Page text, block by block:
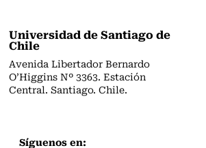
Universidad de Santiago de
Chile
Avenida Libertador Bernardo
O’Higgins Nº 3363. Estación
Central. Santiago. Chile.
Síguenos en: